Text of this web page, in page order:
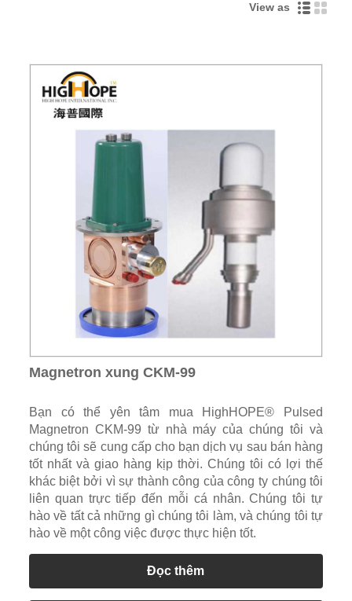
View as
Magnetron xung CKM-99
Bạn có thể yên tâm mua HighHOPE® Pulsed
Magnetron CKM-99 từ nhà máy của chúng tôi và
chúng tôi sẽ cung cấp cho bạn dịch vụ sau bán hàng
tốt nhất và giao hàng kịp thời. Chúng tôi có lợi thế
khác biệt bởi vì sự thành công của công ty chúng tôi
liên quan trực tiếp đến mỗi cá nhân. Chúng tôi tự
hào về tất cả những gì chúng tôi làm, và chúng tôi tự
hào về một công việc được thực hiện tốt.
Đọc thêm